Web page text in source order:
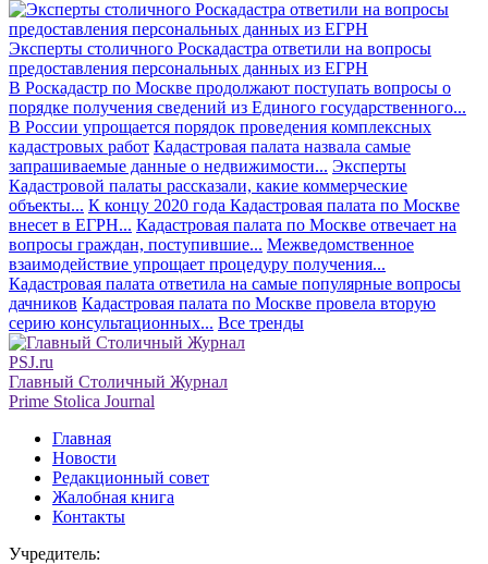
Эксперты столичного Роскадастра ответили на вопросы
предоставления персональных данных из ЕГРН
В Роскадастр по Москве продолжают поступать вопросы о
порядке получения сведений из Единого государственного...
В России упрощается порядок проведения комплексных
кадастровых работ Кадастровая палата назвала самые
запрашиваемые данные о недвижимости... Эксперты
Кадастровой палаты рассказали, какие коммерческие
объекты... К концу 2020 года Кадастровая палата по Москве
внесет в ЕГРН... Кадастровая палата по Москве отвечает на
вопросы граждан, поступившие... Межведомственное
взаимодействие упрощает процедуру получения...
Кадастровая палата ответила на самые популярные вопросы
дачников Кадастровая палата по Москве провела вторую
серию консультационных... Все тренды
PSJ.ru
Главный Столичный Журнал
Prime Stolica Journal
Главная
Новости
Редакционный совет
Жалобная книга
Контакты
Учредитель: